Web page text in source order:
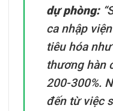
dự phòng:
ca nhập
tiêu hóa
thương hàn
200-300%.
đến từ việc